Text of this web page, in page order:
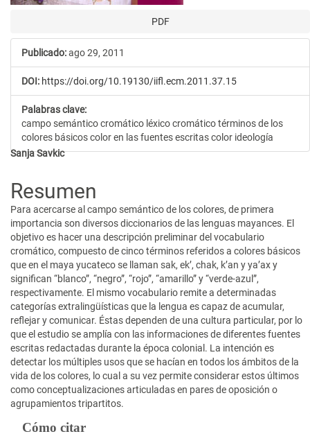
PDF
Publicado:ago 29, 2011
DOI: https://doi.org/10.19130/iifl.ecm.2011.37.15
Palabras clave:
campo semántico cromático léxico cromático términos de los
colores básicos color en las fuentes escritas color ideología
Contenido
principal
del
artículo
Sanja Savkic
Resumen
Para acercarse al campo semántico de los colores, de primera
importancia son diversos diccionarios de las lenguas mayances. El
objetivo es hacer una descripción preliminar del vocabulario
cromático, compuesto de cinco términos referidos a colores básicos
que en el maya yucateco se llaman sak, ek’, chak, k’an y ya’ax y
significan “blanco”, “negro”, “rojo”, “amarillo” y “verde-azul”,
respectivamente. El mismo vocabulario remite a determinadas
categorías extralingüísticas que la lengua es capaz de acumular,
reflejar y comunicar. Éstas dependen de una cultura particular, por lo
que el estudio se amplía con las informaciones de diferentes fuentes
escritas redactadas durante la época colonial. La intención es
detectar los múltiples usos que se hacían en todos los ámbitos de la
vida de los colores, lo cual a su vez permite considerar estos últimos
como conceptualizaciones articuladas en pares de oposición o
agrupamientos tripartitos.
Detalles
Cómo citar